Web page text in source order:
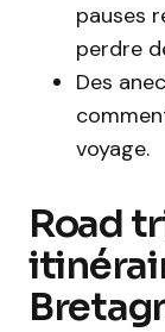
pauses
perdre
Des
voyage.
Road